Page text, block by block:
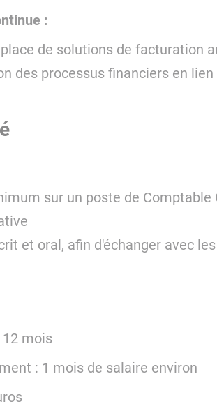
:
de solutions de facturation
des processus financiers en lien
sur un poste de Comptable
et oral, afin d'échanger avec
12 mois
: 1 mois de salaire environ